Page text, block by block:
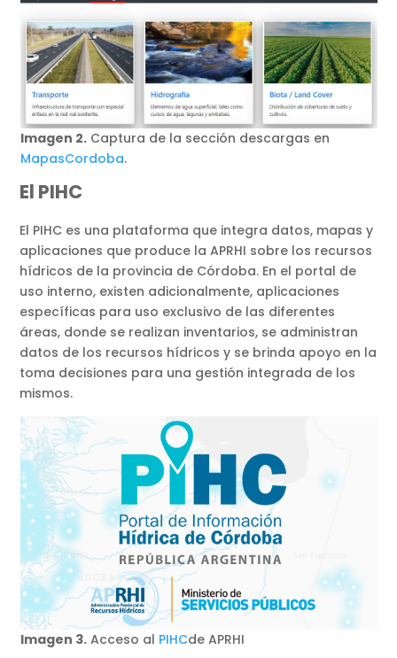
Imagen 2.Captura de la sección descargas en
MapasCordoba.
El PIHC
El PIHC es una plataforma que integra datos, mapas y
aplicaciones que produce la APRHI sobre los recursos
hídricos de la provincia de Córdoba. En el portal de
uso interno, existen adicionalmente, aplicaciones
específicas para uso exclusivo de las diferentes
áreas, donde se realizan inventarios, se administran
datos de los recursos hídricos y se brinda apoyo en la
toma decisiones para una gestión integrada de los
mismos.
Imagen 3.Acceso al PIHCde APRHI